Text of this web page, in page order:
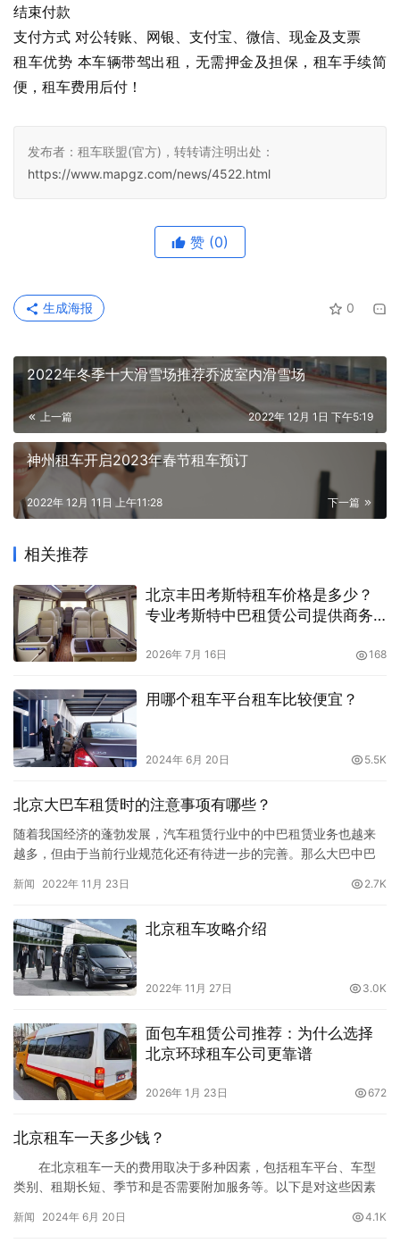
结束付款
支付方式 对公转账、网银、支付宝、微信、现金及支票
租车优势 本车辆带驾出租，无需押金及担保，租车手续简
便，租车费用后付！
发布者：租车联盟(官方)，转转请注明出处：
https://www.mapgz.com/news/4522.html
赞 (0)
0
生成海报
2022年冬季十大滑雪场推荐乔波室内滑雪场
上一篇 2022年 12月 1日 下午5:19
神州租车开启2023年春节租车预订
下一篇
2022年 12月 11日 上午11:28
相关推荐
北京丰田考斯特租车价格是多少？
专业考斯特中巴租赁公司提供商务
2026年 7月 16日 168
用哪个租车平台租车比较便宜？
2024年 6月 20日 5.5K
北京大巴车租赁时的注意事项有哪些？
随着我国经济的蓬勃发展，汽车租赁行业中的中巴租赁业务也越来
越多，但由于当前行业规范化还有待进一步的完善。那么大巴中巴
详细分享：1.租赁双方都要确认是正规的法人代表，汽车租赁公司应
相应证件（注意防止是私家车挂名出租）。租赁公司要向承租人出
示营业执…
新闻 2022年 11月 23日 2.7K
北京租车攻略介绍
2022年 11月 27日 3.0K
面包车租赁公司推荐：为什么选择
北京环球租车公司更靠谱
2026年 1月 23日 672
北京租车一天多少钱？
在北京租车一天的费用取决于多种因素，包括租车平台、车型
类别、租期长短、季节和是否需要附加服务等。以下是对这些因素
车市场。 影响租车费用的主要因素 1.车型类别： 经济
新闻 2024年 6月 20日 4.1K